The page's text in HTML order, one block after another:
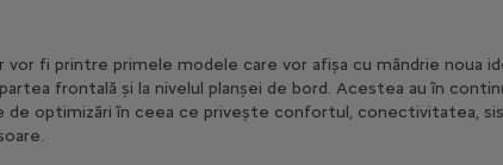
vor fi printre primele modele care vor afișa cu mândrie noua
frontală și la nivelul planșei de bord. Acestea au în
de optimizări în ceea ce privește confortul, conectivitatea,